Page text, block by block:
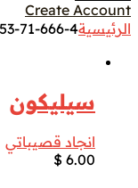
Create Account
الرئيسية71-666-4
سيليكون
انجاد قصيباتي
$ 6.00